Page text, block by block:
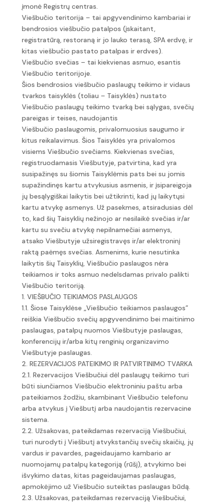
įmonė Registrų centras.
Viešbučio teritorija – tai apgyvendinimo kambariai ir
bendrosios viešbučio patalpos (įskaitant,
registratūrą, restoraną ir jo lauko terasą, SPA erdvę, ir
kitas viešbučio pastato patalpas ir erdves).
Viešbučio svečias – tai kiekvienas asmuo, esantis
Viešbučio teritorijoje.
Šios bendrosios viešbučio paslaugų teikimo ir vidaus
tvarkos taisyklės (toliau – Taisyklės) nustato
Viešbučio paslaugų teikimo tvarką bei sąlygas, svečių
pareigas ir teises, naudojantis
Viešbučio paslaugomis, privalomuosius saugumo ir
kitus reikalavimus. Šios Taisyklės yra privalomos
visiems Viešbučio svečiams. Kiekvienas svečias,
registruodamasis Viešbutyje, patvirtina, kad yra
susipažinęs su šiomis Taisyklėmis pats bei su jomis
supažindinęs kartu atvykusius asmenis, ir įsipareigoja
jų besąlygiškai laikytis bei užtikrinti, kad jų laikytųsi
kartu atvykę asmenys. Už pasekmes, atsiradusias dėl
to, kad šių Taisyklių nežinojo ar nesilaikė svečias ir/ar
kartu su svečiu atvykę nepilnamečiai asmenys,
atsako Viešbutyje užsiregistravęs ir/ar elektroninį
raktą paėmęs svečias. Asmenims, kurie nesutinka
laikytis šių Taisyklių, Viešbučio paslaugos nėra
teikiamos ir toks asmuo nedelsdamas privalo palikti
Viešbučio teritoriją.
1. VIEŠBUČIO TEIKIAMOS PASLAUGOS
1.1. Šiose Taisyklėse „Viešbučio teikiamos paslaugos”
reiškia Viešbučio svečių apgyvendinimo bei maitinimo
paslaugas, patalpų nuomos Viešbutyje paslaugas,
konferencijų ir/arba kitų renginių organizavimo
Viešbutyje paslaugas.
2. REZERVACIJOS PATEIKIMO IR PATVIRTINIMO TVARKA
2.1. Rezervacijos Viešbučiui dėl paslaugų teikimo turi
būti siunčiamos Viešbučio elektroniniu paštu arba
pateikiamos žodžiu, skambinant Viešbučio telefonu
arba atvykus į Viešbutį arba naudojantis rezervacine
sistema.
2.2. Užsakovas, pateikdamas rezervaciją Viešbučiui,
turi nurodyti į Viešbutį atvykstančių svečių skaičių, jų
vardus ir pavardes, pageidaujamo kambario ar
nuomojamų patalpų kategoriją (rūšį), atvykimo bei
išvykimo datas, kitas pageidaujamas paslaugas,
apmokėjimo už Viešbučio suteiktas paslaugas būdą.
2.3. Užsakovas, pateikdamas rezervaciją Viešbučiui,